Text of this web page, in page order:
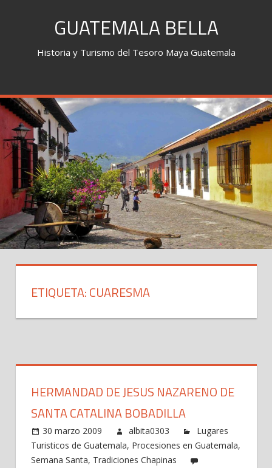
GUATEMALA BELLA
Historia y Turismo del Tesoro Maya Guatemala
ETIQUETA: CUARESMA
HERMANDAD DE JESUS NAZARENO DE
SANTA CATALINA BOBADILLA
30 marzo 2009 albita0303
Lugares
Turisticos de Guatemala, Procesiones en Guatemala,
Semana Santa, Tradiciones Chapinas